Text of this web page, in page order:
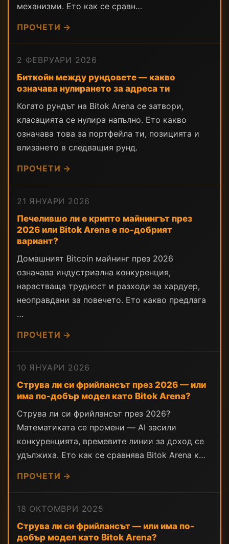
механизми. Ето как се сравн…
ПРОЧЕТИ →
2 ФЕВРУАРИ 2026
Биткойн между рундовете — какво
означава нулирането за адреса ти
Когато рундът на Bitok Arena се затвори,
класацията се нулира напълно. Ето какво
означава това за портфейла ти, позицията и
влизането в следващия рунд.
ПРОЧЕТИ →
21 ЯНУАРИ 2026
Печелившо ли е крипто майнингът през
2026 или Bitok Arena е по-добрият
вариант?
Домашният Bitcoin майнинг през 2026
означава индустриална конкуренция,
нарастваща трудност и разходи за хардуер,
неоправдани за повечето. Ето какво предлага
…
ПРОЧЕТИ →
10 ЯНУАРИ 2026
Струва ли си фрийлансът през 2026 — или
има по-добър модел като Bitok Arena?
Струва ли си фрийлансът през 2026?
Математиката се промени — AI засили
конкуренцията, времевите линии за доход се
удължиха. Ето как се сравнява Bitok Arena к…
ПРОЧЕТИ →
18 ОКТОМВРИ 2025
Струва ли си фрийлансът — или има по-
добър модел като Bitok Arena?